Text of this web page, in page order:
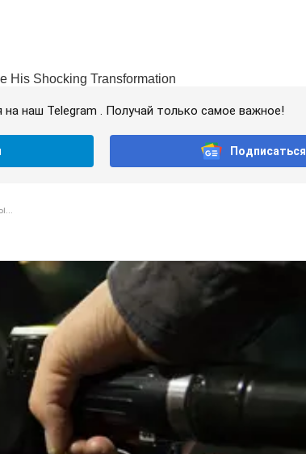
наш Telegram . Получай только самое важное!
Подписаться